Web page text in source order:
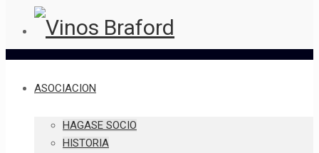
ASOCIACION
HAGASE SOCIO
HISTORIA